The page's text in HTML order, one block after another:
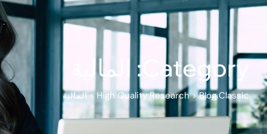
Category: المالية
High Quality Research>Blog Classic
>المالية